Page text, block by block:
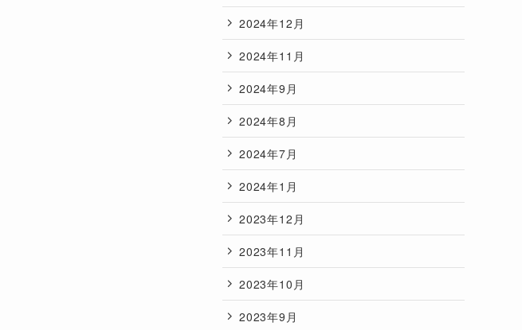
2024年12月
2024年11月
2024年9月
2024年8月
2024年7月
2024年1月
2023年12月
2023年11月
2023年10月
2023年9月